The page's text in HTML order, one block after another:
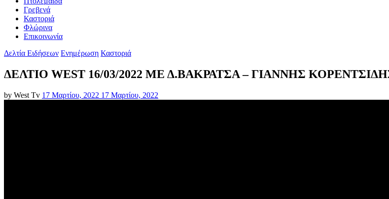
Γρεβενά
Καστοριά
Φλώρινα
Επικοινωνία
Categories
Δελτία Ειδήσεων Ενημέρωση Καστοριά
ΔΕΛΤΙΟ WEST 16/03/2022 ΜΕ Δ.ΒΑΚΡΑΤΣΑ – ΓΙΑΝΝΗΣ
by West Tv Posted
17 Μαρτίου, 2022 17 Μαρτίου, 2022